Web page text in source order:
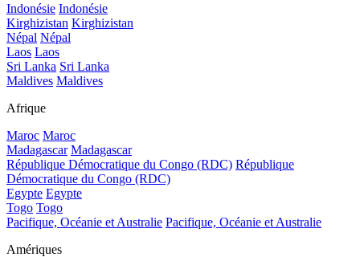
Indonésie Indonésie
Kirghizistan Kirghizistan
Népal Népal
Laos Laos
Sri Lanka Sri Lanka
Maldives Maldives
Afrique
Maroc Maroc
Madagascar Madagascar
République Démocratique du Congo (RDC) République
Démocratique du Congo (RDC)
Egypte Egypte
Togo Togo
Pacifique, Océanie et Australie Pacifique, Océanie et Australie
Amériques